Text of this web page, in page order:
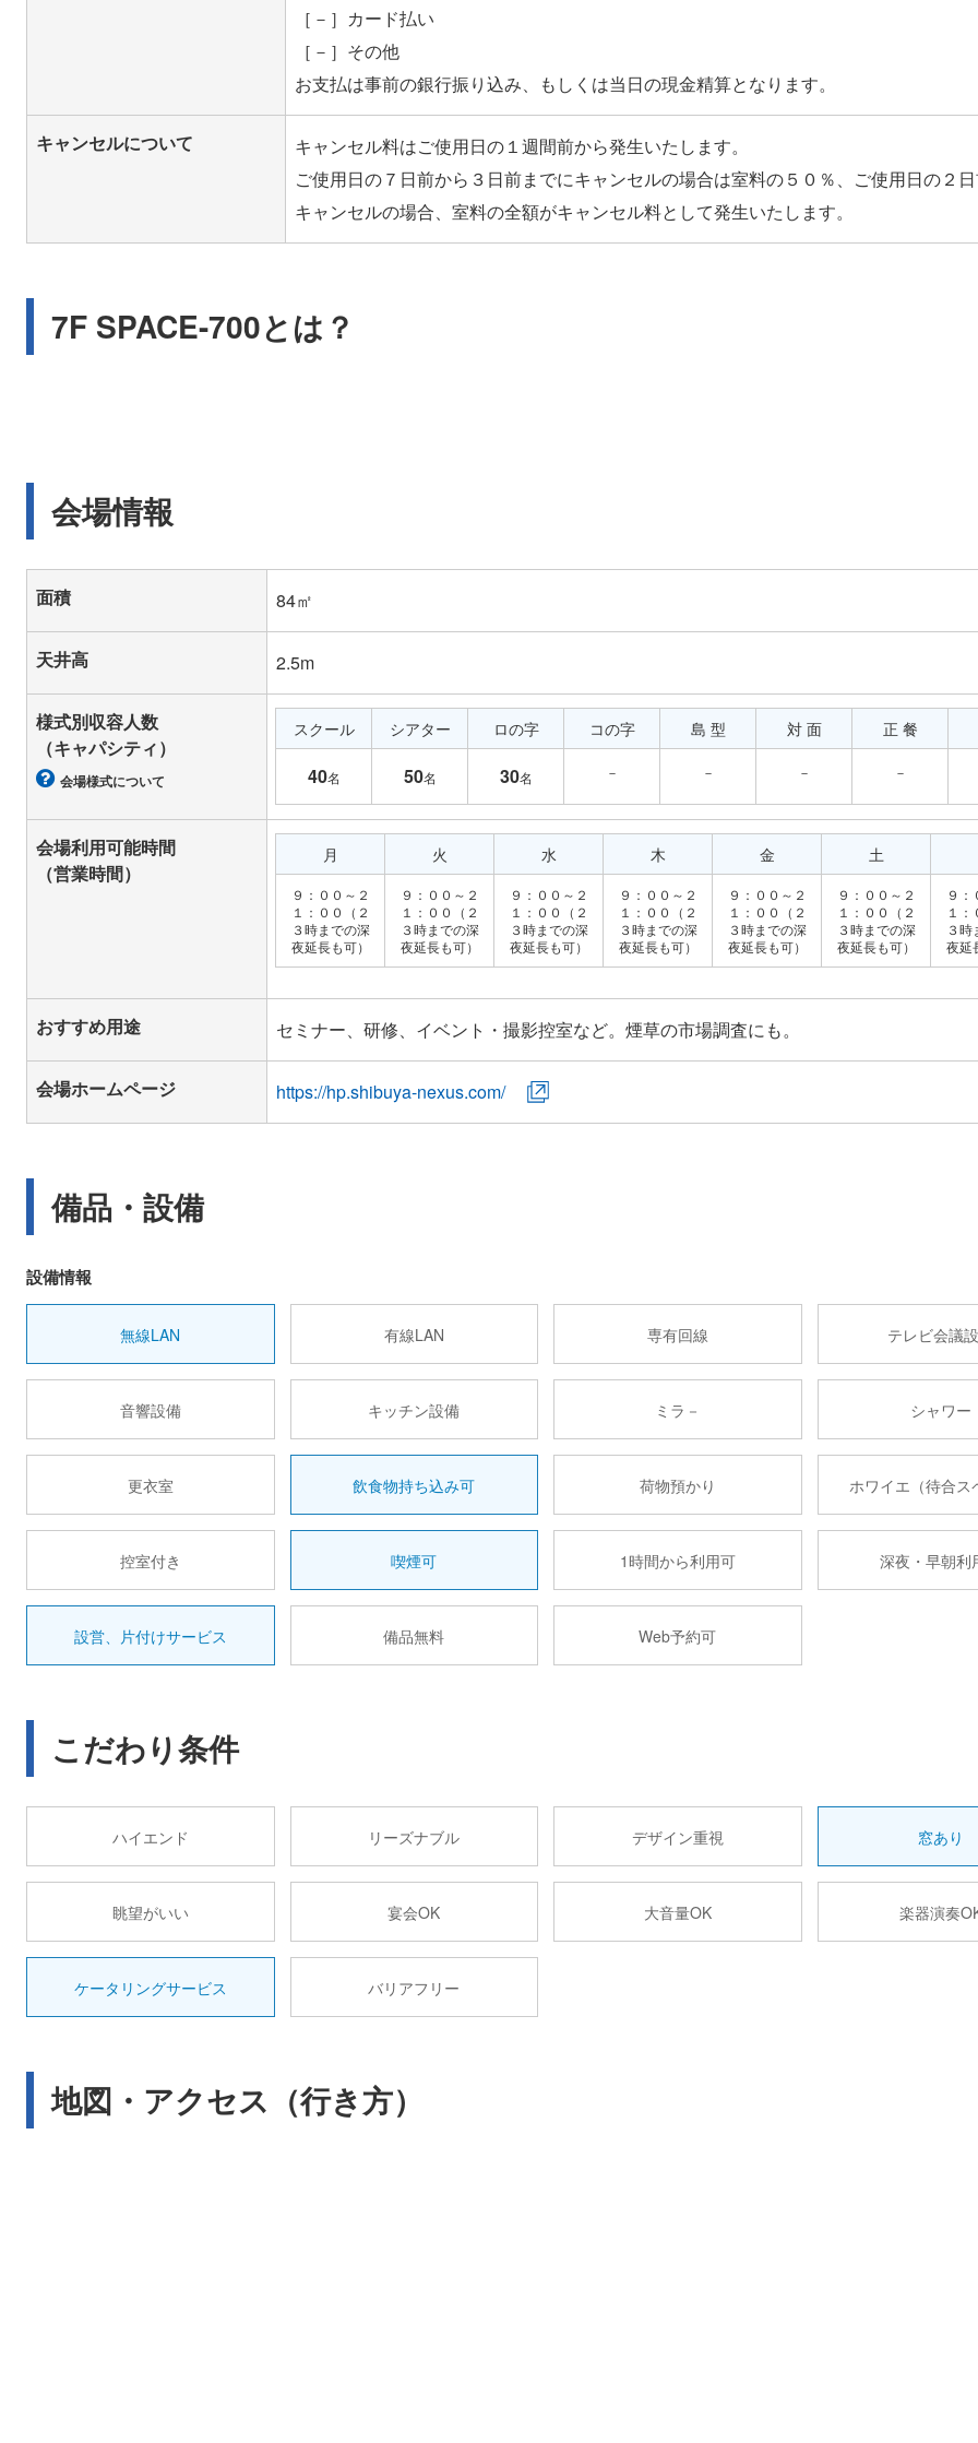
［－］カード払い
［－］その他
キャンセルについて
キャンセル料はご使用日の１週間前から発生いたします。
ご使用日の７日前から３日前までにキャンセルの場合は室料の５０％、ご使用日の２
7F SPACE-700とは？
会場情報
面積 84㎡
天井高 2.5m
様式別収容人数
（キャパシティ）
会場様式について
スクール
40名
シアター
50名
ロの字
30名
コの字
－
島 型
－
対 面
－
正 餐
－
会場利用可能時間
（営業時間）
月
９：００～２
１：００（２
３時までの深
夜延長も可）
火
９：００～２
１：００（２
３時までの深
夜延長も可）
水
９：００～２
１：００（２
３時までの深
夜延長も可）
木
９：００～２
１：００（２
３時までの深
夜延長も可）
金
９：００～２
１：００（２
３時までの深
夜延長も可）
土
９：００～２
１：００（２
３時までの深
夜延長も可）
９：
１：
３時
夜延
おすすめ用途 セミナー、研修、イベント・撮影控室など。煙草の市場調査にも。
会場ホームページ https://hp.shibuya-nexus.com/
備品・設備
設備情報
無線LAN 有線LAN 専有回線 テレビ会議
音響設備 キッチン設備 ミラ－ シャワー
更衣室 飲食物持ち込み可 荷物預かり ホワイエ（待合ス
控室付き 喫煙可 1時間から利用可 深夜・早朝利
設営、片付けサービス 備品無料 Web予約可
こだわり条件
ハイエンド リーズナブル デザイン重視 窓あり
眺望がいい 宴会OK 大音量OK 楽器演奏
ケータリングサービス バリアフリー
地図・アクセス（行き方）